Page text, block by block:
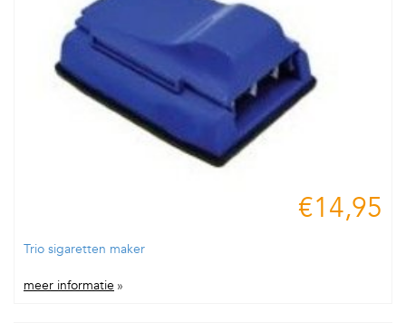
€14,95
Trio sigaretten maker
meer informatie »